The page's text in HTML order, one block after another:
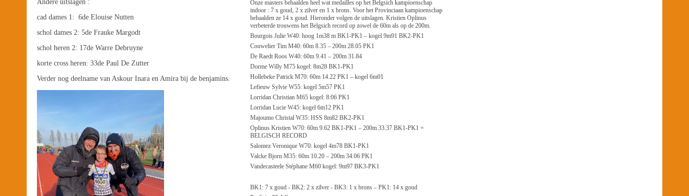
Andere uitslagen :
cad dames 1: 6de Elouise Nutten
schol dames 2: 5de Frauke Margodt
schol heren 2: 17de Warre Debruyne
korte cross heren: 33de Paul De Zutter
Verder nog deelname van Askour Inara en Amira bij de benjamins.
Onze masters behaalden heel wat medailles op het Belgsich kampioenschap
indoor : 7 x goud, 2 x zilver en 1 x brons. Voor het Provinciaan kampioenschap
behaalden ze 14 x goud. Hieronder volgen de uitslagen. Kristien Oplinus
verbeterde trouwens het Belgsich record op zowel de 60m als op de 200m.
Bourgois Julie W40: hoog 1m38 m BK1-PK1 – kogel 9m91 BK2-PK1
Couwelier Tim M40: 60m 8.35 – 200m 28.05 PK1
De Raedt Roos W40: 60m 9.41 – 200m 31.84
Dorme Willy M75 kogel: 8m28 BK1-PK1
Hollebeke Patrick M70: 60m 14.22 PK1 – kogel 6m01
Lefieuw Sylvie W55: kogel 5m57 PK1
Lorridan Christian M65 kogel: 8:06 PK1
Lorridan Lucie W45: kogel 6m12 PK1
Majoumo Christal W35: HSS 8m82 BK2-PK1
Oplinus Kristien W70: 60m 9.62 BK1-PK1 – 200m 33.37 BK1-PK1 =
BELGISCH RECORD
Salomez Veronique W70: kogel 4m78 BK1-PK1
Valcke Bjorn M35: 60m 10.20 – 200m 34.06 PK1
Vandecasteele Stéphane M60 kogel: 9m97 BK3-PK1
BK1: 7 x goud - BK2: 2 x zilver - BK3: 1 x brons – PK1: 14 x goud